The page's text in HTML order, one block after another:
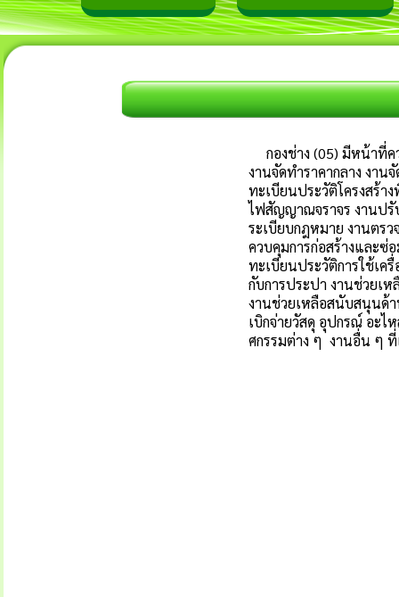
กองช่าง (05) มีหน้าที่ค
งานจัดทำราคากลาง งา
ทะเบียนประวัติโครงสร้า
ไฟสัญญาณจราจร งานปรั
ระเบียบกฎหมาย งานตร
ควบคุมการก่อสร้างและซ่
ทะเบียนประวัติการใช้เค
กับการประปา งานช่วยเ
งานช่วยเหลือสนับสนุนด้า
เบิกจ่ายวัสดุ อุปกรณ์ อะไ
ศกรรมต่าง ๆ งานอื่น ๆ ที่